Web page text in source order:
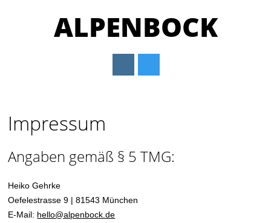
ALPENBOCK
content
Impressum
Angaben gemäß § 5 TMG:
Heiko Gehrke
Oefelestrasse 9 | 81543 München
E-Mail: hello@alpenbock.de